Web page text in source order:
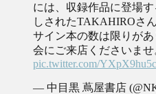
には、収録作品に登場
しされたTAKAHIROさ
サイン本の数は限りが
会にご来店くださいませ
pic.twitter.com/
— 中目黒 蔦屋書店